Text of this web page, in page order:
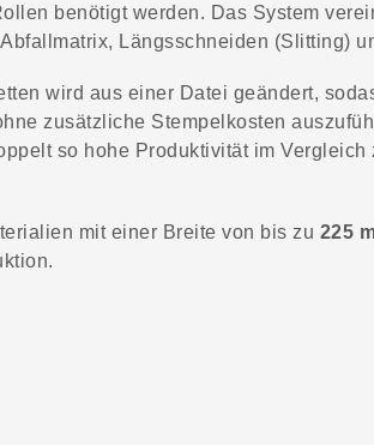
benötigt werden. Das System
Längsschneiden (Slitting)
wird aus einer Datei geändert,
zusätzliche Stempelkosten
so hohe Produktivität im
mit einer Breite von bis zu 225